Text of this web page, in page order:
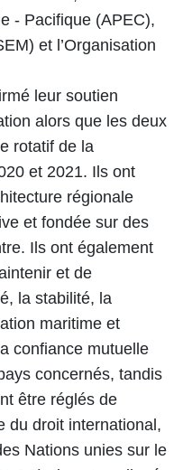
- Pacifique (APEC),
et l’Organisation
leur soutien
alors que les deux
rotatif de la
et 2021. Ils ont
régionale
et fondée sur des
Ils ont également
et de
la stabilité, la
maritime et
confiance mutuelle
concernés, tandis
être réglés de
du droit international,
Nations unies sur le